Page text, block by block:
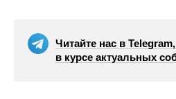
Читайте нас в
в курсе актуальных